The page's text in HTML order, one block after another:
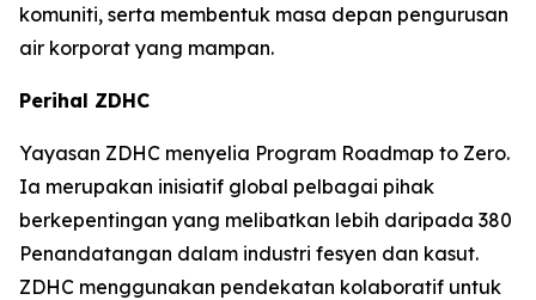
komuniti, serta membentuk masa depan pengurusan
air korporat yang mampan.
Perihal ZDHC
Yayasan ZDHC menyelia Program Roadmap to Zero.
Ia merupakan inisiatif global pelbagai pihak
berkepentingan yang melibatkan lebih daripada 380
Penandatangan dalam industri fesyen dan kasut.
ZDHC menggunakan pendekatan kolaboratif untuk